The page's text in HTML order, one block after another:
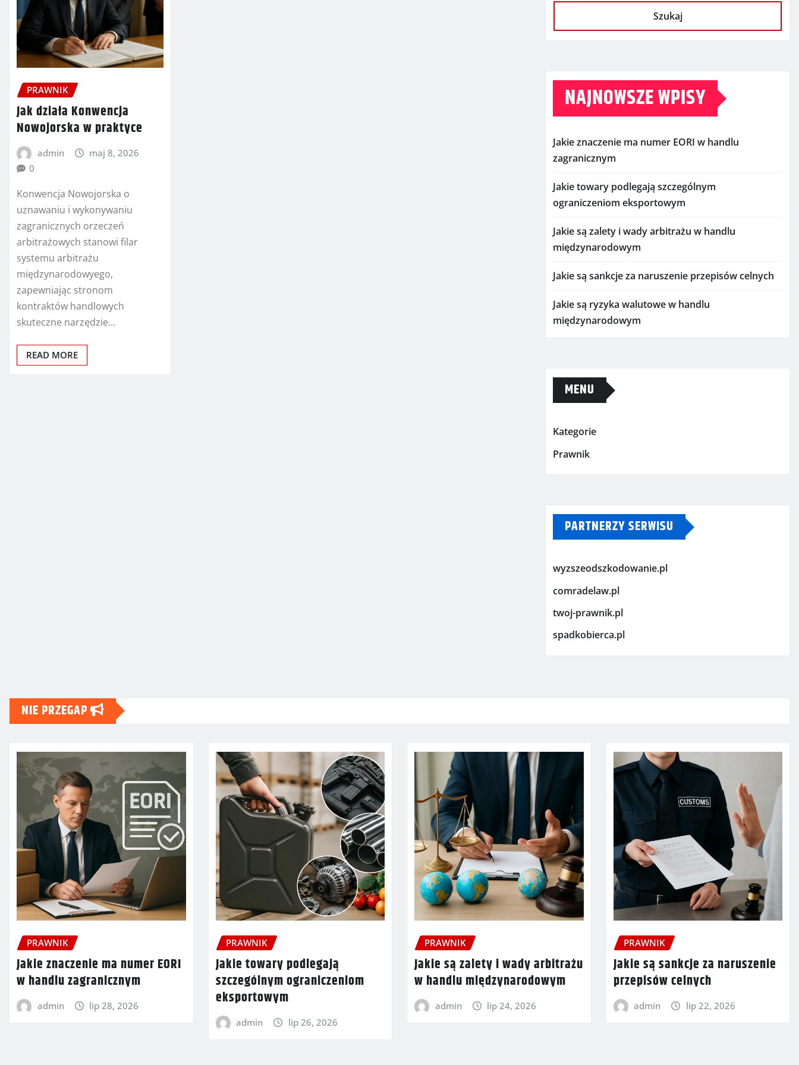
PRAWNIK
Jak działa Konwencja
Nowojorska w praktyce
admin
maj 8, 2026
0
Konwencja Nowojorska o
uznawaniu i wykonywaniu
zagranicznych orzeczeń
arbitrażowych stanowi filar
systemu arbitrażu
międzynarodowyego,
zapewniając stronom
kontraktów handlowych
skuteczne narzędzie…
READ MORE
Szukaj
NAJNOWSZE WPISY
Jakie znaczenie ma numer EORI w handlu
zagranicznym
Jakie towary podlegają szczególnym
ograniczeniom eksportowym
Jakie są zalety i wady arbitrażu w handlu
międzynarodowym
Jakie są sankcje za naruszenie przepisów celnych
Jakie są ryzyka walutowe w handlu
międzynarodowym
MENU
Kategorie
Prawnik
PARTNERZY SERWISU
wyzszeodszkodowanie.pl
comradelaw.pl
twoj-prawnik.pl
spadkobierca.pl
NIE PRZEGAP
PRAWNIK
Jakie znaczenie ma numer EORI
w handlu zagranicznym
admin lip 28, 2026
PRAWNIK
Jakie towary podlegają
szczególnym ograniczeniom
eksportowym
admin lip 26, 2026
PRAWNIK
Jakie są zalety i wady arbitrażu
w handlu międzynarodowym
admin lip 24, 2026
PRAWNIK
Jakie są sankcje za naruszenie
przepisów celnych
admin lip 22, 2026